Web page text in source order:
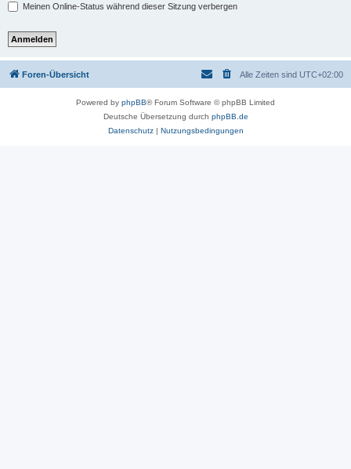
Meinen Online-Status während dieser Sitzung verbergen
Foren-Übersicht Alle Zeiten sind UTC+02:00
Powered by phpBB® Forum Software © phpBB Limited
Deutsche Übersetzung durch phpBB.de
Datenschutz| Nutzungsbedingungen